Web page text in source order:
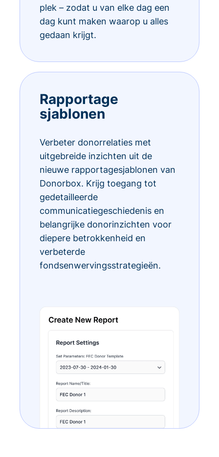
plek – zodat u van elke dag een
dag kunt maken waarop u alles
gedaan krijgt.
Rapportage
sjablonen
Verbeter donorrelaties met
uitgebreide inzichten uit de
nieuwe rapportagesjablonen van
Donorbox. Krijg toegang tot
gedetailleerde
communicatiegeschiedenis en
belangrijke donorinzichten voor
diepere betrokkenheid en
verbeterde
fondsenwervingsstrategieën.